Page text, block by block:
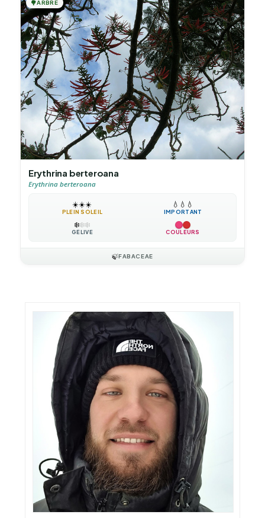
🌳ARBRE
Erythrina berteroana
Erythrina berteroana
☀️☀️☀️
PLEIN SOLEIL
💧 💧 💧
IMPORTANT
❄️❄️❄️
GÉLIVE COULEURS
🍃FABACEAE